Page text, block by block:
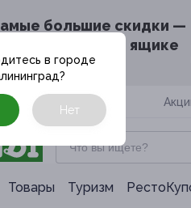
большие скидки —
твоём почтовом ящике
Товары Туризм
в городе
?
Нет